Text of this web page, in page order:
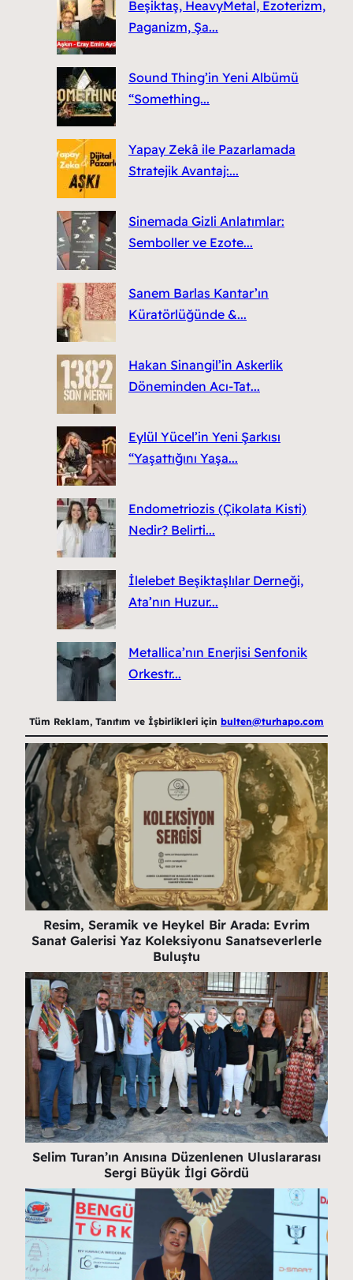
Beşiktaş, HeavyMetal, Ezoterizm,
Paganizm, Şa...
Sound Thing’in Yeni Albümü
“Something...
Yapay Zekâ ile Pazarlamada
Stratejik Avantaj:...
Sinemada Gizli Anlatımlar:
Semboller ve Ezote...
Sanem Barlas Kantar’ın
Küratörlüğünde &...
Hakan Sinangil’in Askerlik
Döneminden Acı-Tat...
Eylül Yücel’in Yeni Şarkısı
“Yaşattığını Yaşa...
Endometriozis (Çikolata Kisti)
Nedir? Belirti...
İlelebet Beşiktaşlılar Derneği,
Ata’nın Huzur...
Metallica’nın Enerjisi Senfonik
Orkestr...
Tüm Reklam, Tanıtım ve İşbirlikleri için bulten@turhapo.com
Resim, Seramik ve Heykel Bir Arada: Evrim
Sanat Galerisi Yaz Koleksiyonu Sanatseverlerle
Buluştu
Selim Turan’ın Anısına Düzenlenen Uluslararası
Sergi Büyük İlgi Gördü